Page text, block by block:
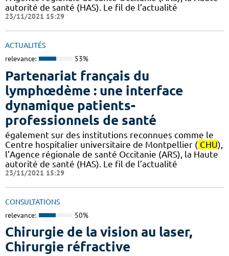
autorité de santé (HAS). Le fil de l’actualité
23/11/2021 15:29
ACTUALITÉS
relevance: 53%
Partenariat français du
lymphœdème : une interface
dynamique patients-
professionnels de santé
également sur des institutions reconnues comme le
Centre hospitalier universitaire de Montpellier ( CHU),
l’Agence régionale de santé Occitanie (ARS), la Haute
autorité de santé (HAS). Le fil de l’actualité
23/11/2021 15:29
CONSULTATIONS
relevance: 50%
Chirurgie de la vision au laser,
Chirurgie réfractive